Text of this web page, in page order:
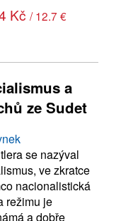
Kč / 12.7 €
a
ze Sudet
se nazýval
ve zkratce
nacionalistická
režimu je
a dobře